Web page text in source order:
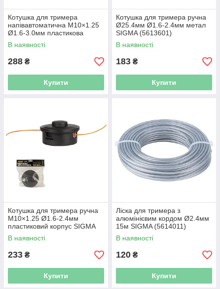
Котушка для тримера
напівавтоматична M10×1.25
Ø1.6-3.0мм пластикова
кнопка SIGMA (5613531)
В наявності
288 ₴
Купити
Котушка для тримера ручна
Ø25.4мм Ø1.6-2.4мм метал
SIGMA (5613601)
В наявності
183 ₴
Купити
Котушка для тримера ручна
M10×1.25 Ø1.6-2.4мм
пластиковий корпус SIGMA
(5613641)
В наявності
233 ₴
Купити
Ліска для тримера з
алюмінієвим кордом Ø2.4мм
15м SIGMA (5614011)
В наявності
120 ₴
Купити